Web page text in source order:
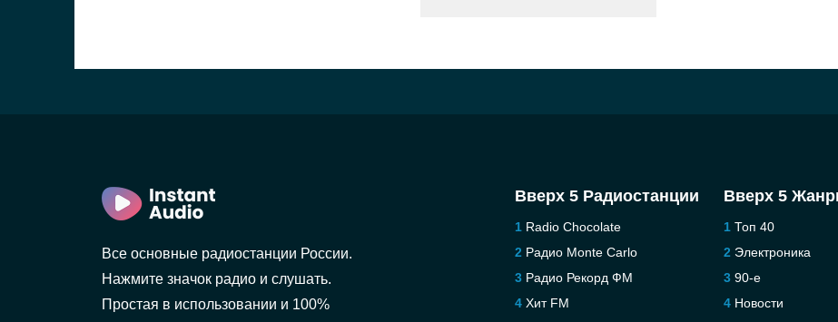
Все основные радиостанции России.
Нажмите значок радио и слушать.
Простая в использовании и 100%
Вверх 5 Радиостанции
Radio Chocolate
Радио Monte Carlo
Радио Рекорд ФМ
Хит FM
Вверх 5
Топ 40
Электроника
90-е
Новости